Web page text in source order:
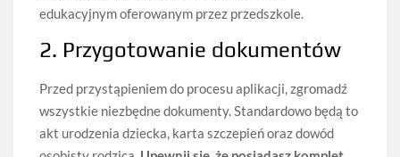
edukacyjnym oferowanym przez przedszkole.
2. Przygotowanie dokumentów
Przed przystąpieniem do procesu aplikacji, zgromadź
wszystkie niezbędne dokumenty. Standardowo będą to
akt urodzenia dziecka, karta szczepień oraz dowód